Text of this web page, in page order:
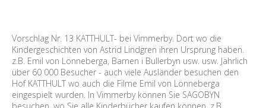
Vorschlag Nr. 13 KATTHULT- bei Vimmerby. Dort wo die
Kindergeschichten von Astrid Lindgren ihren Ursprung haben.
z.B. Emil von Lönneberga, Barnen i Bullerbyn usw. usw. Jährlich
über 60 000 Besucher - auch viele Ausländer besuchen den
Hof KATTHULT wo auch die Filme Emil von Lönneberga
eingespielt wurden. In Vimmerby können Sie SAGOBYN